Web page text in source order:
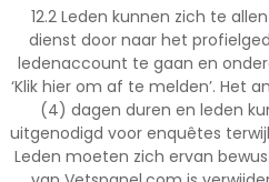
12.2 Leden kunnen zich te
dienst door naar het
ledenaccount te gaan en
‘Klik hier om af te melden’. Het
(4) dagen duren en leden
uitgenodigd voor enquêtes
Leden moeten zich ervan